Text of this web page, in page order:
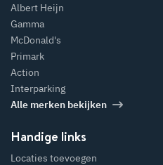
Albert Heijn
Gamma
McDonald's
Primark
Action
Interparking
Alle merken bekijken
Handige links
Locaties toevoegen